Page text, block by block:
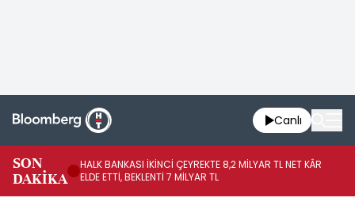
Canlı
SON
DAKİKA
HALK BANKASI İKİNCİ ÇEYREKTE 8,2 MİLYAR TL NET KÂR
ELDE ETTİ, BEKLENTİ 7 MİLYAR TL